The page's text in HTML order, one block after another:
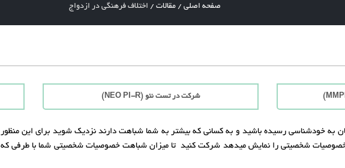
صفحه اصلی /مقالات / اختلاف فرهنگی در ازدواج
شرکت در تست نئو (NEO PI-R)
به خودشناسی رسیده باشید و به کسانی که بیشتر به شما شباهت دارند نزدیک شوید برای این منظور
خصوصیات شخصیتی را نمایش میدهد شرکت کنید تا میزان شباهت خصوصیات شخصیتی شما با طرفی که